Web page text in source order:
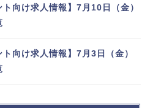
ト向け求人情報】7月10日（金）
ト向け求人情報】7月3日（金）